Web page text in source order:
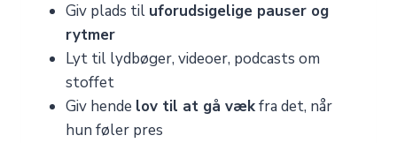
Giv plads til uforudsigelige pauser og
rytmer
Lyt til lydbøger, videoer, podcasts om
stoffet
Giv hende lov til at gå vækfra det, når
hun føler pres